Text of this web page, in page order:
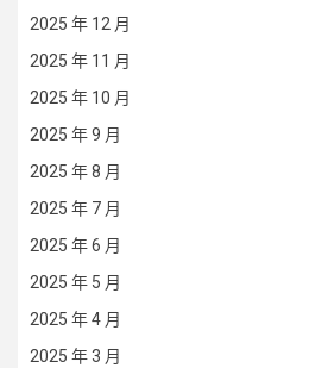
2025 年 12 月
2025 年 11 月
2025 年 10 月
2025 年 9 月
2025 年 8 月
2025 年 7 月
2025 年 6 月
2025 年 5 月
2025 年 4 月
2025 年 3 月